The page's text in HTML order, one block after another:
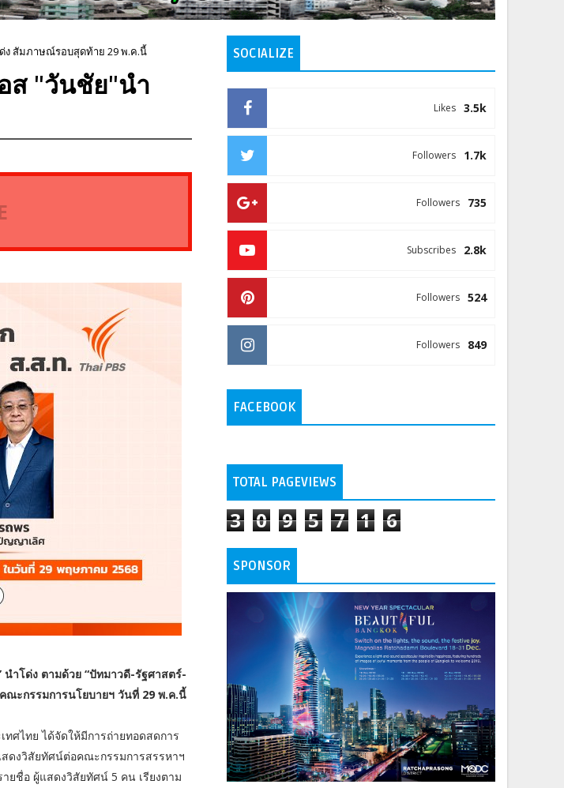
ง สัมภาษณ์รอบสุดท้าย 29 พ.ค.นี้
ส "วันชัย"นำ
นำโด่ง ตามด้วย “ปัทมาวดี-รัฐศาสตร์-
ณะกรรมการนโยบายฯ วันที่ 29 พ.ค.นี้
ศไทย ได้จัดให้มีการถ่ายทอดสดการ
ดงวิสัยทัศน์ต่อคณะกรรมการสรรหาฯ
ยชื่อ ผู้แสดงวิสัยทัศน์ 5 คน เรียงตาม
SOCIALIZE
3.5k
Likes
1.7k
Followers
735
Followers
2.8k
Subscribes
524
Followers
849
Followers
FACEBOOK
TOTAL PAGEVIEWS
3 0 9 5 7 1 6
SPONSOR